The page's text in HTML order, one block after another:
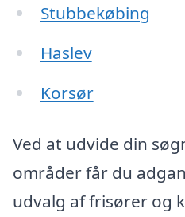
Stubbekøbing
Haslev
Korsør
Ved at udvide din
områder får du
udvalg af frisører og